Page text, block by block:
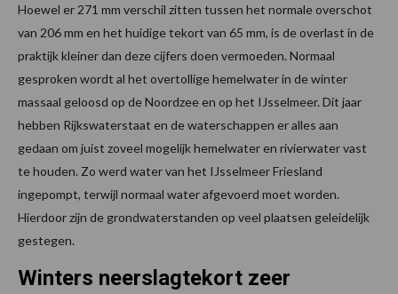
Hoewel er 271 mm verschil zitten tussen het normale overschot
van 206 mm en het huidige tekort van 65 mm, is de overlast in de
praktijk kleiner dan deze cijfers doen vermoeden. Normaal
gesproken wordt al het overtollige hemelwater in de winter
massaal geloosd op de Noordzee en op het IJsselmeer. Dit jaar
hebben Rijkswaterstaat en de waterschappen er alles aan
gedaan om juist zoveel mogelijk hemelwater en rivierwater vast
te houden. Zo werd water van het IJsselmeer Friesland
ingepompt, terwijl normaal water afgevoerd moet worden.
Hierdoor zijn de grondwaterstanden op veel plaatsen geleidelijk
gestegen.
Winters neerslagtekort zeer